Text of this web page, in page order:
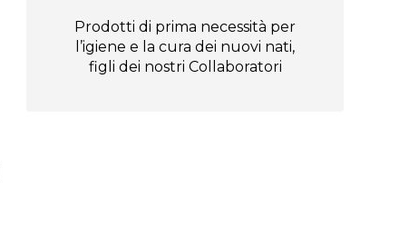
Prodotti di prima necessità per
l’igiene e la cura dei nuovi nati,
figli dei nostri Collaboratori